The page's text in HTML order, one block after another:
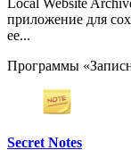
Local Website
приложение для
ее...
Программы
Secret Notes